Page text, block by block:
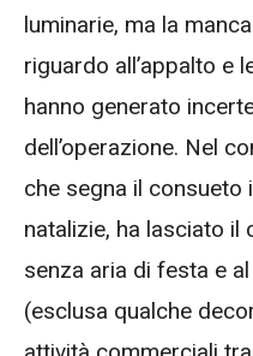
luminarie, ma la
riguardo all’appalto e
hanno generato
dell’operazione. Nel
che segna il consueto
natalizie, ha lasciato
senza aria di festa e
(esclusa qualche